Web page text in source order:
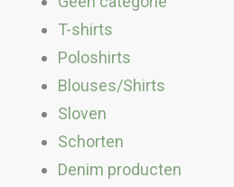
T-shirts
Poloshirts
Blouses/Shirts
Sloven
Schorten
Denim producten